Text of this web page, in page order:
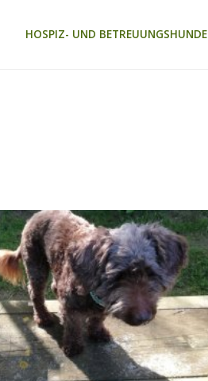
HOSPIZ- UND BETREUUNGSHUNDE